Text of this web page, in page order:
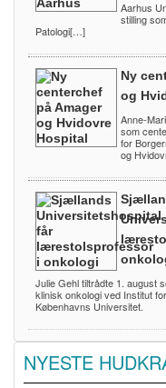
Aarhus
stilling
Patologi[…]
Ny
og
Anne-
som
for
og
Julie Gehl tiltrådte 1. august
klinisk onkologi ved Institut
Københavns Universitet.
NYESTE